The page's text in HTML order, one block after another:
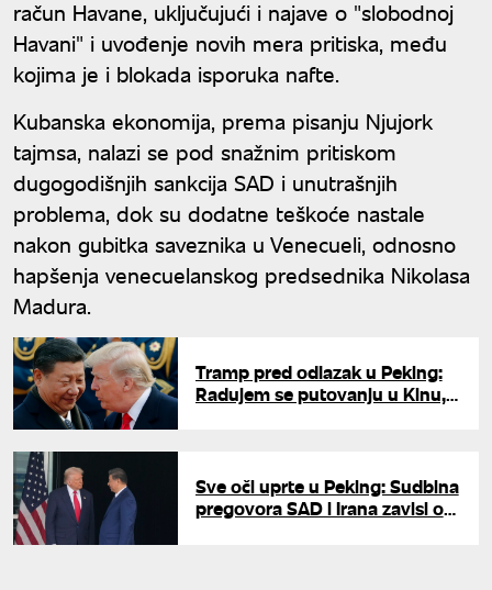
račun Havane, uključujući i najave o "slobodnoj
Havani" i uvođenje novih mera pritiska, među
kojima je i blokada isporuka nafte.
Kubanska ekonomija, prema pisanju Njujork
tajmsa, nalazi se pod snažnim pritiskom
dugogodišnjih sankcija SAD i unutrašnjih
problema, dok su dodatne teškoće nastale
nakon gubitka saveznika u Venecueli, odnosno
hapšenja venecuelanskog predsednika Nikolasa
Madura.
Tramp pred odlazak u Peking:
Radujem se putovanju u Kinu,
Sve oči uprte u Peking: Sudbina
pregovora SAD i Irana zavisi od